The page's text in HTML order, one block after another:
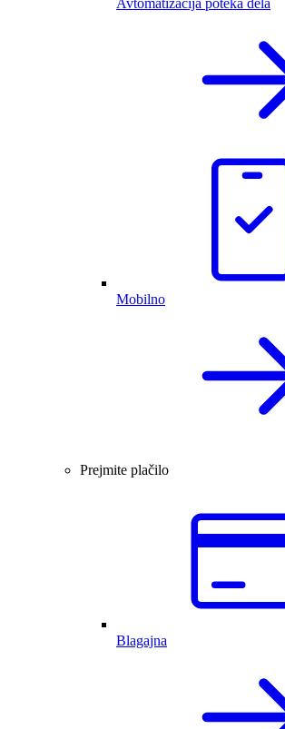
Avtomatizacija poteka dela
Mobilno
Prejmite plačilo
Blagajna